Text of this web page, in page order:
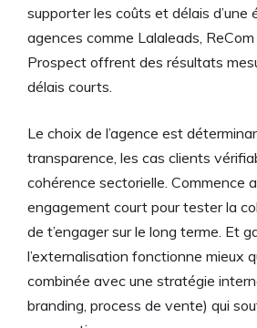
supporter les coûts et délais d’une
agences comme Lalaleads,
Prospect offrent des résultats
délais courts.
Le choix de l’agence est
transparence, les cas clients
cohérence sectorielle. Commence
engagement court pour tester la
de t’engager sur le long terme. Et
l’externalisation fonctionne mieux
combinée avec une stratégie
branding, process de vente) qui